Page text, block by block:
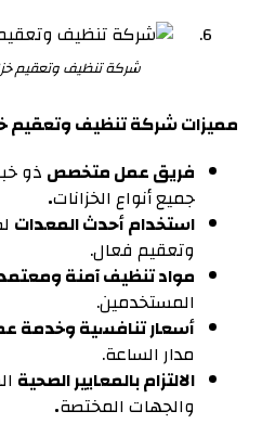
شركة تنظيف وتعقيم
مميزات شركة تنظيف وتعقيم
فريق عمل متخصص ذو
جميع أنواع الخزانات.
استخدام أحدث المعدات
وتعقيم فعال.
مواد تنظيف آمنة
المستخدمين.
أسعار تنافسية وخدمة
مدار الساعة.
الالتزام بالمعايير الصحية
والجهات المختصة.